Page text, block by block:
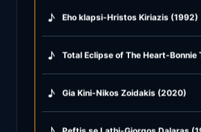
♪ Eho klapsi-Hristos Kiriazis (1992)
♪ Total Eclipse of The Heart-Bonnie
♪ Gia Kini-Nikos Zoidakis (2020)